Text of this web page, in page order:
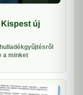
Kispest új
a minket